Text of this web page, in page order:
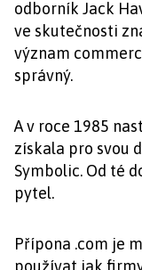
odborník Jack
ve skutečnosti
význam
správný.
A v roce 1985
získala pro svou
Symbolic. Od té
pytel.
Přípona .com je
používat jak